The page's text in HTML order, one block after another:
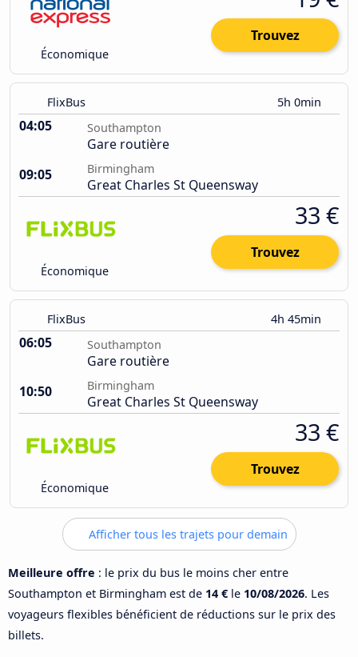
Économique
Trouvez
FlixBus 5h 0min
04:05 Southampton
Gare routière
09:05
Birmingham
Great Charles St Queensway
Économique
33 €
Trouvez
FlixBus 4h 45min
06:05 Southampton
Gare routière
10:50
Birmingham
Great Charles St Queensway
Économique
33 €
Trouvez
Afficher tous les trajets pour demain
Meilleure offre : le prix du bus le moins cher entre
Southampton et Birmingham est de 14 € le 10/08/2026. Les
voyageurs flexibles bénéficient de réductions sur le prix des
billets.